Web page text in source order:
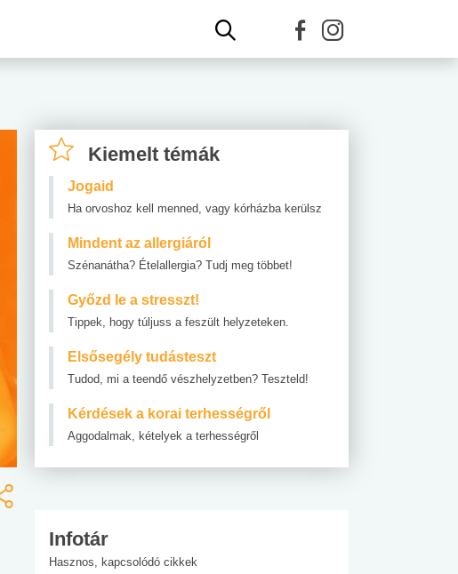
Kiemelt témák
Jogaid
Ha orvoshoz kell menned, vagy kórházba kerülsz
Mindent az allergiáról
Szénanátha? Ételallergia? Tudj meg többet!
Győzd le a stresszt!
Tippek, hogy túljuss a feszült helyzeteken.
Elsősegély tudásteszt
Tudod, mi a teendő vészhelyzetben? Teszteld!
Kérdések a korai terhességről
Aggodalmak, kételyek a terhességről
Infotár
Hasznos, kapcsolódó cikkek